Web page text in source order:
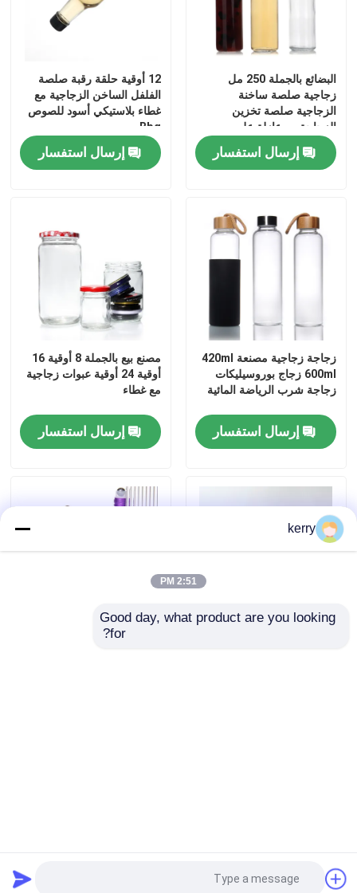
أوعية زجاجية
أكواب زجاجية
غطاء الزجاجة
البضائع بالجملة 250 مل
زجاجية صلصة ساخنة
الزجاجية صلصة تخزين
الزجاجة مع عازلة على
التسرب التواء قبعة
إرسال استفسار
12 أوقية حلقة رقبة صلصة
الفلفل الساخن الزجاجية مع
غطاء بلاستيكي أسود للصوص
Bbq
إرسال استفسار
زجاجة زجاجية مصنعة 420ml
600ml زجاج بوروسيليكات
زجاجة شرب الرياضة المائية
إرسال استفسار
مصنع بيع بالجملة 8 أوقية 16
أوقية 24 أوقية عبوات زجاجية
مع غطاء
إرسال استفسار
Anhui Idea Technology Imp & Exp Co., Ltd.. All
kerry
2:51 PM
Good day, what product are you looking
for?